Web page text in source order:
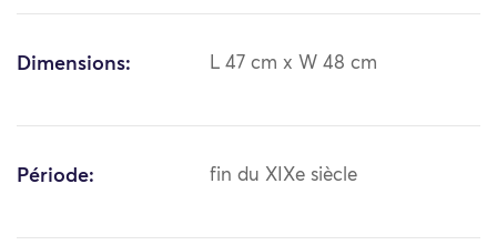
Dimensions: L 47 cm x W 48 cm
Période: fin du XIXe siècle